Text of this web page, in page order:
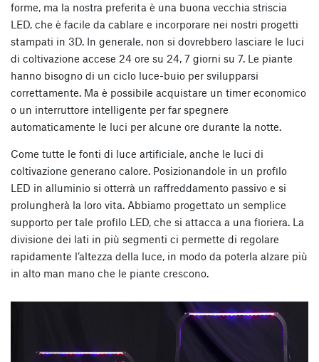
forme, ma la nostra preferita è una buona vecchia striscia
LED, che è facile da cablare e incorporare nei nostri progetti
stampati in 3D. In generale, non si dovrebbero lasciare le luci
di coltivazione accese 24 ore su 24, 7 giorni su 7. Le piante
hanno bisogno di un ciclo luce-buio per svilupparsi
correttamente. Ma è possibile acquistare un timer economico
o un interruttore intelligente per far spegnere
automaticamente le luci per alcune ore durante la notte.
Come tutte le fonti di luce artificiale, anche le luci di
coltivazione generano calore. Posizionandole in un profilo
LED in alluminio si otterrà un raffreddamento passivo e si
prolungherà la loro vita. Abbiamo progettato un semplice
supporto per tale profilo LED, che si attacca a una fioriera. La
divisione dei lati in più segmenti ci permette di regolare
rapidamente l’altezza della luce, in modo da poterla alzare più
in alto man mano che le piante crescono.